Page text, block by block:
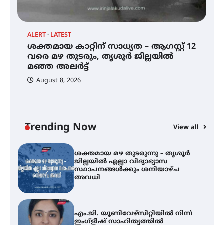
ALERT LATEST
ശക്തമായ കാറ്റിന് സാധ്യത – ആഗസ്റ്റ് 12
വരെ മഴ തുടരും, തൃശൂർ ജില്ലയിൽ
മഞ്ഞ അലർട്ട്
August 8, 2026
Trending Now View all
തുടക്കമായി
കോമേഴ്സ് എക്സ്പോയുമായി
എസ് എൻ ഹയർ സെക്കൻഡറി
വിദ്യാർത്ഥികൾ
ശക്തമായ മഴ തുടരുന്നു – തൃശൂർ
ജില്ലയിൽ എല്ലാ വിദ്യാഭ്യാസ
സ്ഥാപനങ്ങൾക്കും ശനിയാഴ്ച
അവധി
എം.ജി. യൂണിവേഴ്‌സിറ്റിയിൽ നിന്ന്
ഇംഗ്ളീഷ് സാഹിത്യത്തിൽ